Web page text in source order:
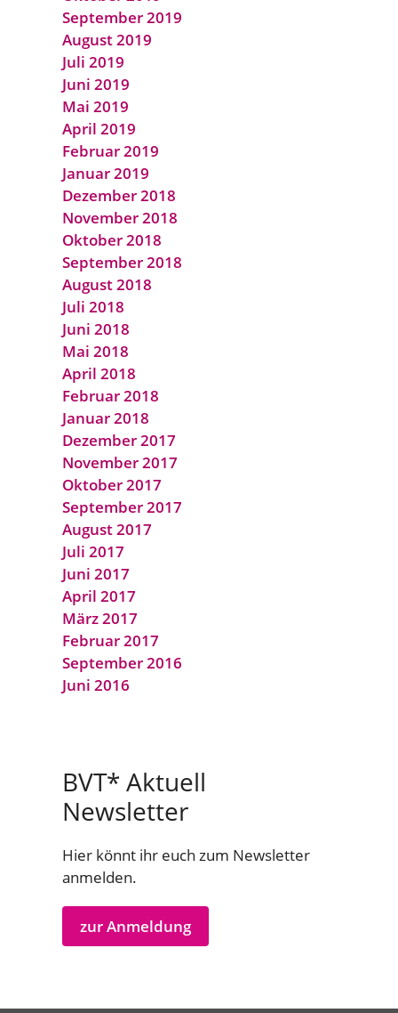
September 2019
August 2019
Juli 2019
Juni 2019
Mai 2019
April 2019
Februar 2019
Januar 2019
Dezember 2018
November 2018
Oktober 2018
September 2018
August 2018
Juli 2018
Juni 2018
Mai 2018
April 2018
Februar 2018
Januar 2018
Dezember 2017
November 2017
Oktober 2017
September 2017
August 2017
Juli 2017
Juni 2017
April 2017
März 2017
Februar 2017
September 2016
Juni 2016
BVT* Aktuell
Newsletter
Hier könnt ihr euch zum Newsletter
anmelden.
zur Anmeldung